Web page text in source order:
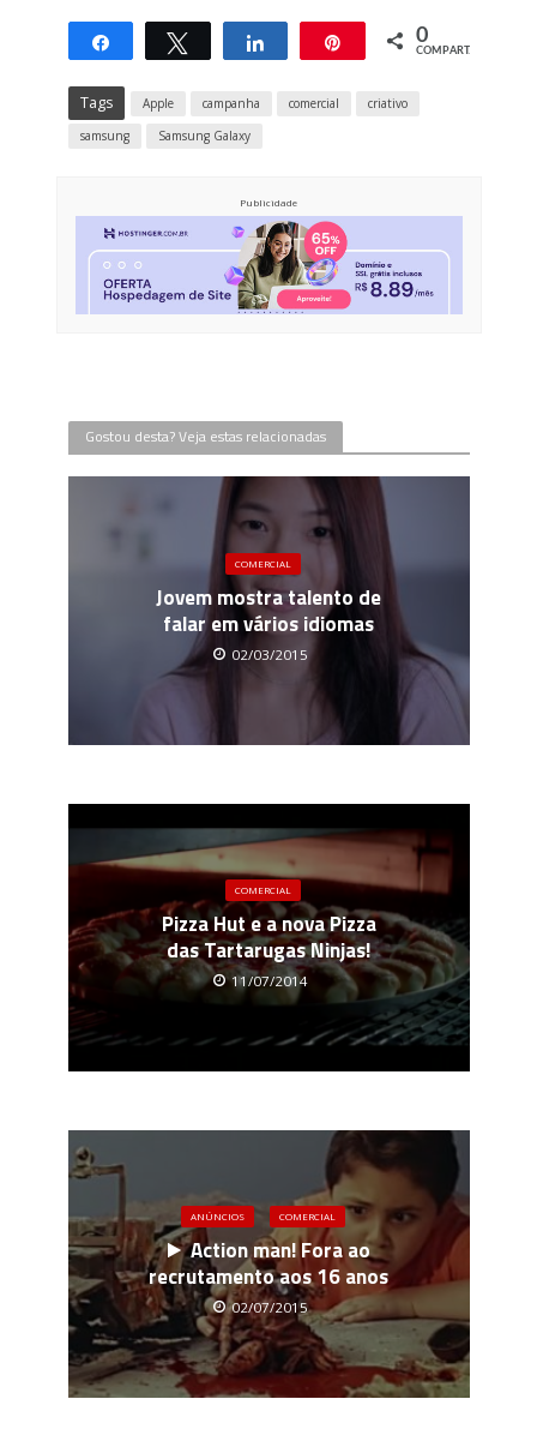
CompartilharTwittar Compartilhar 0
COMPART.
Tags Apple campanha comercial
criativo
samsung
Samsung Galaxy
Publicidade
Gostou desta? Veja estas relacionadas
COMERCIAL
Jovem mostra talento de
falar em vários idiomas
02/03/2015
COMERCIAL
Pizza Hut e a nova Pizza
das Tartarugas Ninjas!
11/07/2014
ANÚNCIOS COMERCIAL
Action man! Fora ao
recrutamento aos 16 anos
02/07/2015